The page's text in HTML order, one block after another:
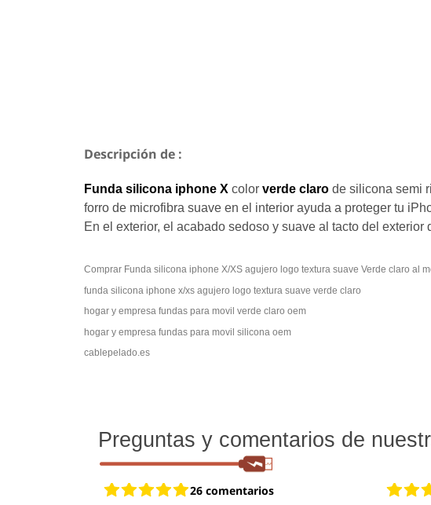
Descripción de :
Funda silicona iphone X color verde claro de silicona semi
forro de microfibra suave en el interior ayuda a proteger tu
En el exterior, el acabado sedoso y suave al tacto del
Comprar Funda silicona iphone X/XS agujero logo
funda silicona iphone x/xs agujero logo textura suave verde claro
hogar y empresa fundas para movil verde claro oem
hogar y empresa fundas para movil silicona oem
cablepelado.es
Preguntas y comentarios de
26 comentarios